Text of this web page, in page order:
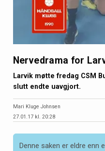
Nervedrama for
Larvik møtte fredag CSM
slutt endte uavgjort.
Mari Kluge Johnsen
27.01.17 kl. 20:28
Denne saken er eldre enn